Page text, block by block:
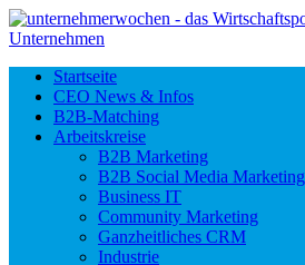
Startseite
CEO News & Infos
B2B-Matching
Arbeitskreise
B2B Marketing
B2B Social Media Marketing
Business IT
Community Marketing
Ganzheitliches CRM
Industrie